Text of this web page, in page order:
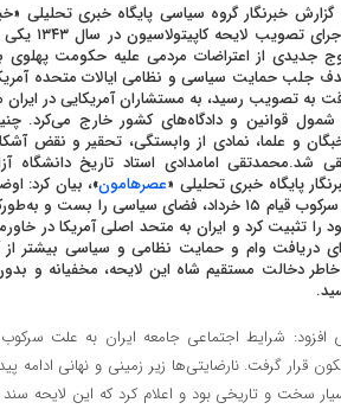
گزارش خبرنگار گروه سیاسی پایگاه خبری تحلیلی
ماجرای
جدیدی از اعتراضات مردمی علیه حکومت پهلوی
جلب حمایت سیاسی و نظامی ایالات متحده
به تصویب رسید، به مستشاران آمریکایی در
شمول قوانین و دادگاه‌های کشور خارج می‌کرد.
و علما، نمادی از وابستگی، تحقیر و نقض
شد.محمدتقی امامدادی استاد تاریخ دانشگاه
پایگاه خبری تحلیلی «عصرهامون»، بیان کرد:
از سرکوب قیام ۱۵ خرداد، فضای سیاسی را
را تثبیت کرد و ایران به متحد اصلی آمریکا در
دریافت وام و حمایت نظامی و سیاسی بیشتر از
دخالت مستقیم شاه این لایحه، مخفیانه و
قرار گرفت. نارضایتی‌ها زیر زمینی و نهانی ادامه
سخت و تاریخی بود و اعلام کرد که این لایحه